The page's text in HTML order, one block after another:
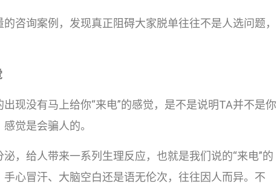
咨询案例，发现真正阻碍大家脱单往往不是人选问题，
现没有马上给你“来电”的感觉，是不是说明TA并不是你
觉是会骗人的。
，给人带来一系列生理反应，也就是我们说的“来电”的
心冒汗、大脑空白还是语无伦次，往往因人而异。不